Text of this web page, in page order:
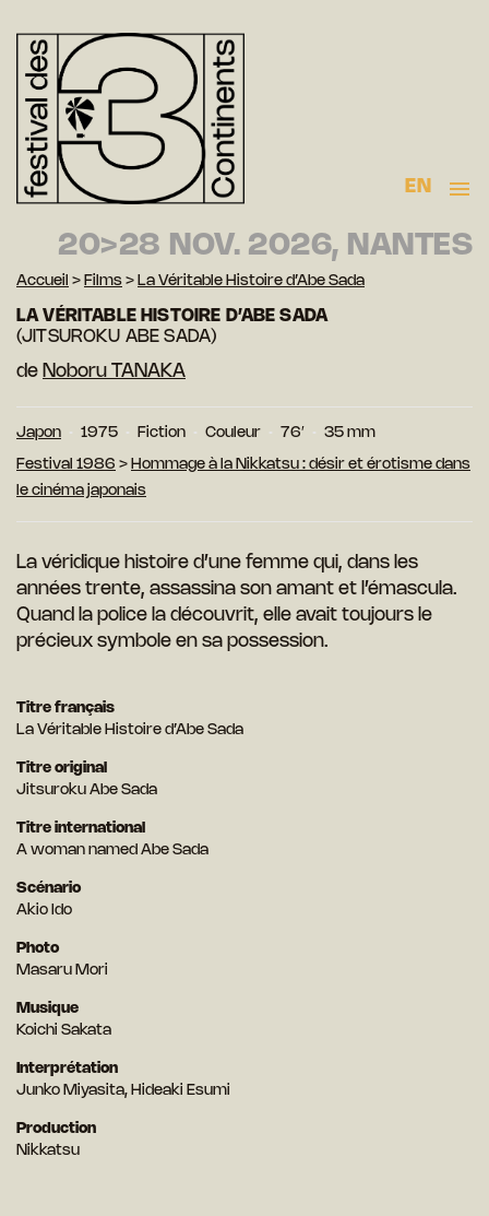
EN
20>28 NOV. 2026, NANTES
Accueil > Films > La Véritable Histoire d’Abe Sada
LA VÉRITABLE HISTOIRE D’ABE SADA
(JITSUROKU ABE SADA)
de Noboru TANAKA
Japon 1975 Fiction Couleur 76′ 35 mm
Festival 1986 > Hommage à la Nikkatsu : désir et érotisme dans
le cinéma japonais
La véridique histoire d’une femme qui, dans les
années trente, assassina son amant et l’émascula.
Quand la police la découvrit, elle avait toujours le
précieux symbole en sa possession.
Titre français
La Véritable Histoire d’Abe Sada
Titre original
Jitsuroku Abe Sada
Titre international
A woman named Abe Sada
Scénario
Akio Ido
Photo
Masaru Mori
Musique
Koichi Sakata
Interprétation
Junko Miyasita, Hideaki Esumi
Production
Nikkatsu